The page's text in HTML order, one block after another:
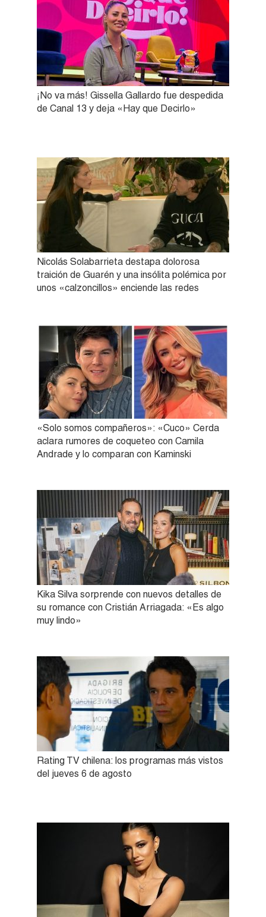
¡No va más! Gissella Gallardo fue despedida
de Canal 13 y deja «Hay que Decirlo»
Nicolás Solabarrieta destapa dolorosa
traición de Guarén y una insólita polémica por
unos «calzoncillos» enciende las redes
«Solo somos compañeros»: «Cuco» Cerda
aclara rumores de coqueteo con Camila
Andrade y lo comparan con Kaminski
Kika Silva sorprende con nuevos detalles de
su romance con Cristián Arriagada: «Es algo
muy lindo»
Rating TV chilena: los programas más vistos
del jueves 6 de agosto